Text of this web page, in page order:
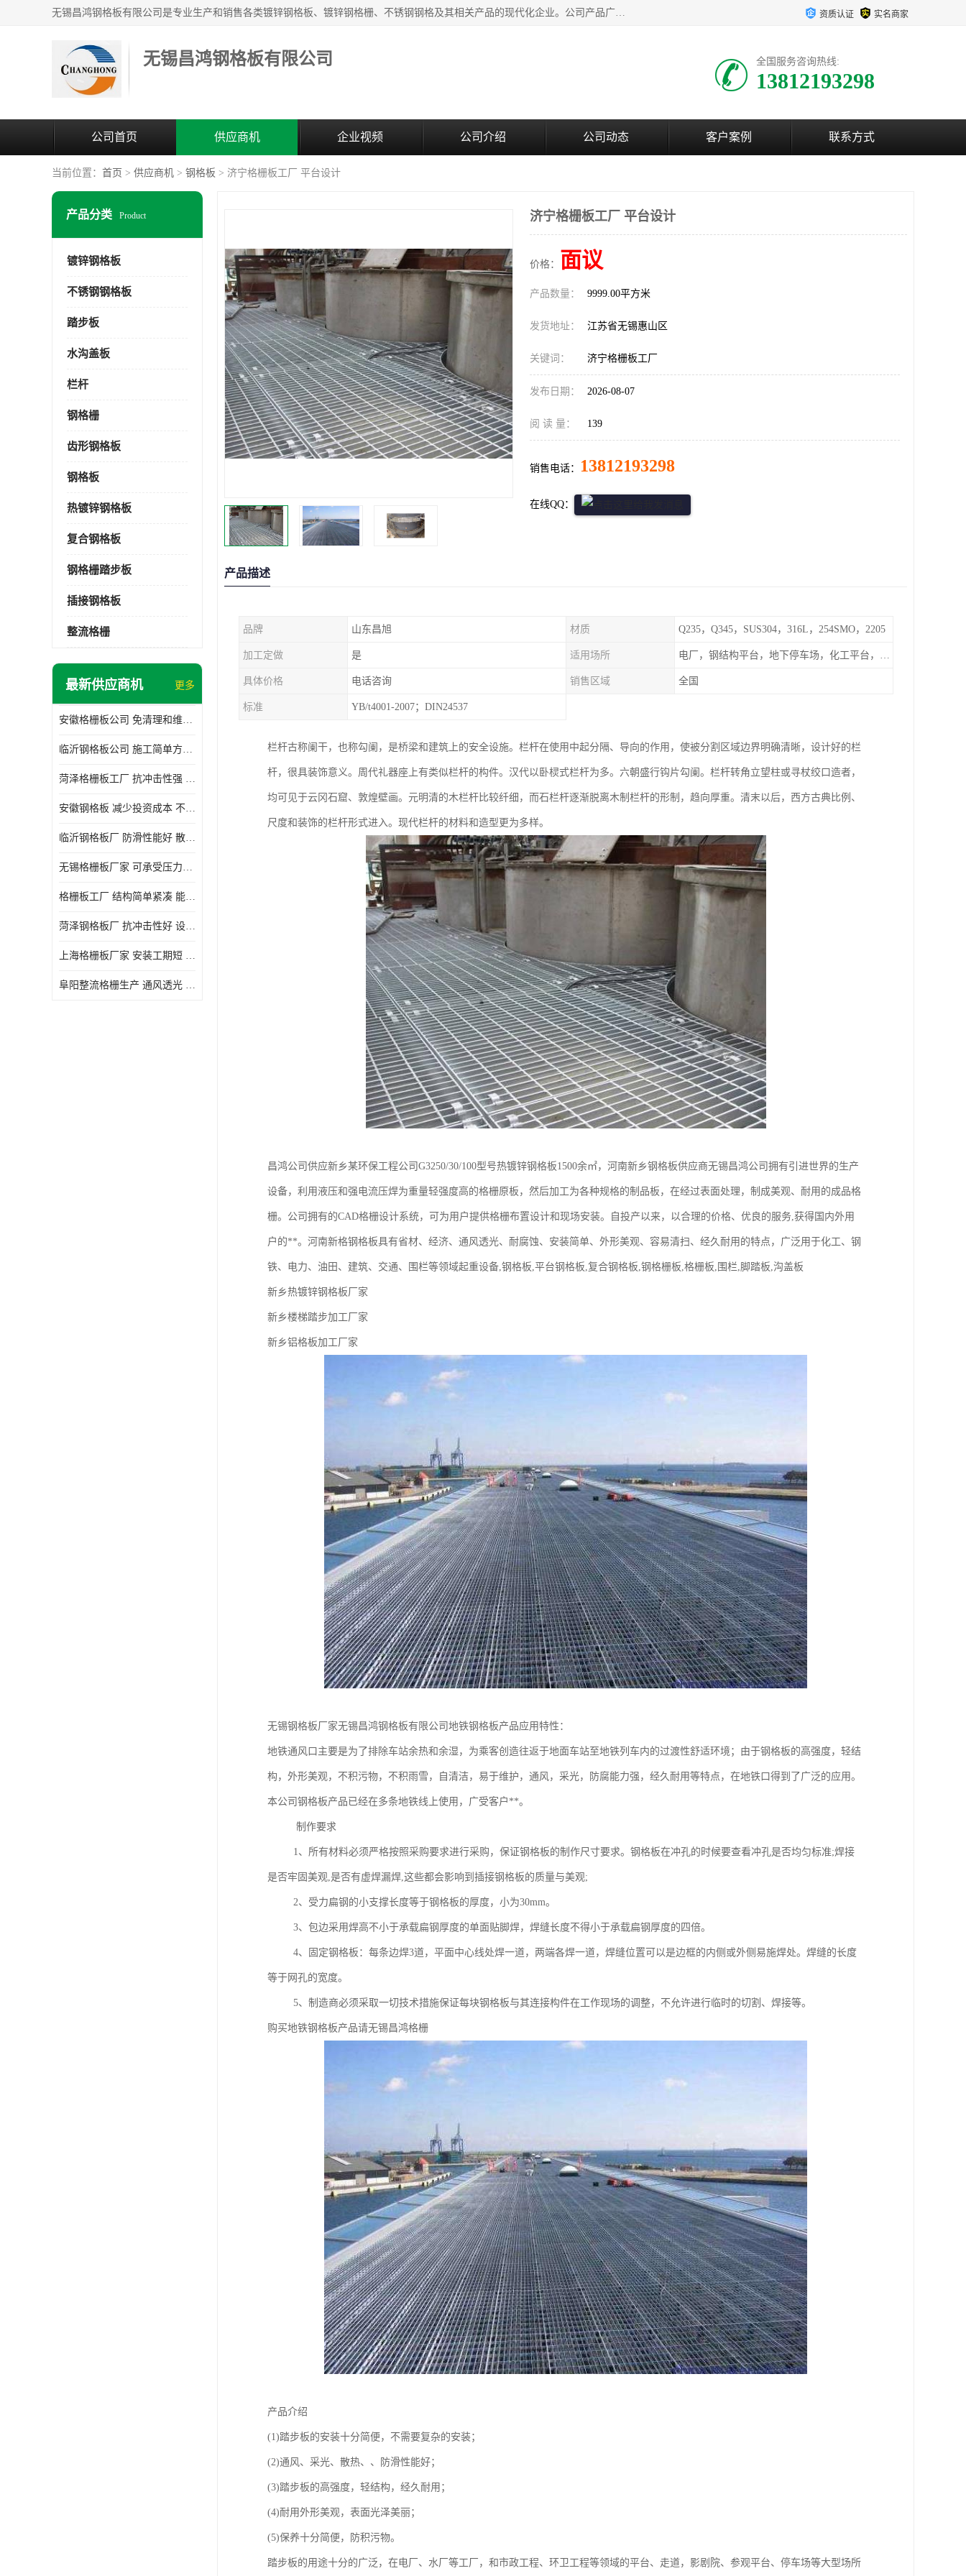
无锡昌鸿钢格板有限公司是专业生产和销售各类镀锌钢格板、镀锌钢格栅、不锈钢钢格及其相关产品的现代化企业。公司产品广泛运用于石油、化工、港口、电力、运输、造纸、医药、钢铁、食品、市政、房地产、制造业等各个领域。 资质认证 实名商家
无锡昌鸿钢格板有限公司 全国服务咨询热线:
13812193298
公司首页 供应商机 企业视频 公司介绍 公司动态 客户案例 联系方式
当前位置： 首页 > 供应商机 > 钢格板 > 济宁格栅板工厂 平台设计
产品分类 Product
镀锌钢格板
不锈钢钢格板
踏步板
水沟盖板
栏杆
钢格栅
齿形钢格板
钢格板
热镀锌钢格板
复合钢格板
钢格栅踏步板
插接钢格板
整流格栅
最新供应商机 更多
安徽格栅板公司 免清理和维护 安装需要人工少
临沂钢格板公司 施工简单方便 通风好 减少风阻
菏泽格栅板工厂 抗冲击性强 安装需要人工少
安徽钢格板 减少投资成本 不用清洗和维护
临沂钢格板厂 防滑性能好 散热防爆效果好
无锡格栅板厂家 可承受压力强 安装需要人工少
格栅板工厂 结构简单紧凑 能减少风力破坏
菏泽钢格板厂 抗冲击性好 设计规范 通风透光
上海格栅板厂家 安装工期短 通风好 减少风阻
阜阳整流格栅生产 通风透光 免清理和维护
济宁格栅板工厂 平台设计
价格： 面议
产品数量： 9999.00平方米
发货地址： 江苏省无锡惠山区
关键词： 济宁格栅板工厂
发布日期： 2026-08-07
阅 读 量： 139
销售电话： 13812193298
在线QQ：
产品描述
品牌 山东昌旭 材质 Q235，Q345，SUS304，316L，254SMO，2205
加工定做 是 适用场所 电厂，钢结构平台，地下停车场，化工平台，港口码头
具体价格 电话咨询 销售区域 全国
标准 YB/t4001-2007；DIN24537
栏杆古称阑干，也称勾阑，是桥梁和建筑上的安全设施。栏杆在使用中起分隔、导向的作用，使被分割区域边界明确清晰，设计好的栏
杆，很具装饰意义。周代礼器座上有类似栏杆的构件。汉代以卧棂式栏杆为多。六朝盛行钩片勾阑。栏杆转角立望柱或寻杖绞口造者，
均可见于云冈石窟、敦煌壁画。元明清的木栏杆比较纤细，而石栏杆逐渐脱离木制栏杆的形制，趋向厚重。清末以后，西方古典比例、
尺度和装饰的栏杆形式进入。现代栏杆的材料和造型更为多样。
昌鸿公司供应新乡某环保工程公司G3250/30/100型号热镀锌钢格板1500余㎡，河南新乡钢格板供应商无锡昌鸿公司拥有引进世界的生产
设备，利用液压和强电流压焊为重量轻强度高的格栅原板，然后加工为各种规格的制品板，在经过表面处理，制成美观、耐用的成品格
栅。公司拥有的CAD格栅设计系统，可为用户提供格栅布置设计和现场安装。自投产以来，以合理的价格、优良的服务,获得国内外用
户的**。河南新格钢格板具有省材、经济、通风透光、耐腐蚀、安装简单、外形美观、容易清扫、经久耐用的特点，广泛用于化工、钢
铁、电力、油田、建筑、交通、围栏等领域起重设备,钢格板,平台钢格板,复合钢格板,钢格栅板,格栅板,围栏,脚踏板,沟盖板
新乡热镀锌钢格板厂家
新乡楼梯踏步加工厂家
新乡铝格板加工厂家
无锡钢格板厂家无锡昌鸿钢格板有限公司地铁钢格板产品应用特性：
地铁通风口主要是为了排除车站余热和余湿，为乘客创造往返于地面车站至地铁列车内的过渡性舒适环境；由于钢格板的高强度，轻结
构，外形美观，不积污物，不积雨雪，自清洁，易于维护，通风，采光，防腐能力强，经久耐用等特点，在地铁口得到了广泛的应用。
本公司钢格板产品已经在多条地铁线上使用，广受客户**。
制作要求
1、所有材料必须严格按照采购要求进行采购，保证钢格板的制作尺寸要求。钢格板在冲孔的时候要查看冲孔是否均匀标准;焊接
是否牢固美观,是否有虚焊漏焊,这些都会影响到插接钢格板的质量与美观;
2、受力扁钢的小支撑长度等于钢格板的厚度，小为30mm。
3、包边采用焊高不小于承载扁钢厚度的单面贴脚焊，焊缝长度不得小于承载扁钢厚度的四倍。
4、固定钢格板：每条边焊3道，平面中心线处焊一道，两端各焊一道，焊缝位置可以是边框的内侧或外侧易施焊处。焊缝的长度
等于网孔的宽度。
5、制造商必须采取一切技术措施保证每块钢格板与其连接构件在工作现场的调整，不允许进行临时的切割、焊接等。
购买地铁钢格板产品请无锡昌鸿格栅
产品介绍
(1)踏步板的安装十分简便，不需要复杂的安装；
(2)通风、采光、散热、、防滑性能好；
(3)踏步板的高强度，轻结构，经久耐用；
(4)耐用外形美观，表面光泽美丽；
(5)保养十分简便，防积污物。
踏步板的用途十分的广泛，在电厂、水厂等工厂，和市政工程、环卫工程等领域的平台、走道，影剧院、参观平台、停车场等大型场所